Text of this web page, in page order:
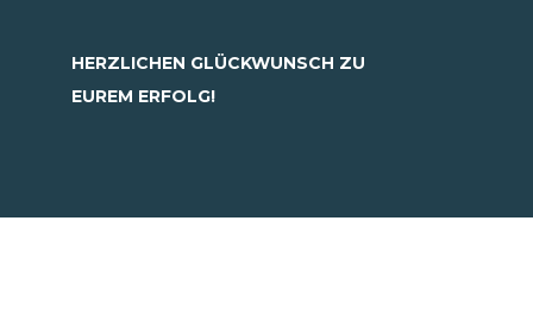
HERZLICHEN GLÜCKWUNSCH ZU
EUREM ERFOLG!